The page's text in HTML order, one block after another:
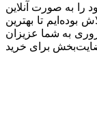
(2017) فعالیت خود را به صورت آنلاین
در تلاش بوده‌ایم تا بهترین
به شما عزیزان
برای خرید